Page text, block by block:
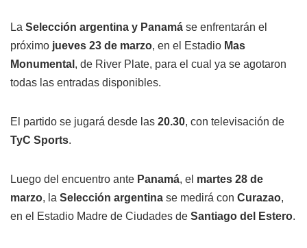
La Selección argentina y Panamá se enfrentarán el
próximo jueves 23 de marzo, en el Estadio Mas
Monumental , de River Plate, para el cual ya se agotaron
todas las entradas disponibles.
El partido se jugará desde las 20.30, con televisación de
TyC Sports.
Luego del encuentro ante Panamá, el martes 28 de
marzo, la Selección argentina se medirá con Curazao,
en el Estadio Madre de Ciudades de Santiago del Estero.